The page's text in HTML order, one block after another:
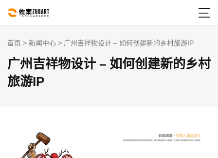

首页 > 新闻中心 > 广州吉祥物设计 – 如何创建新的乡村旅游IP
广州吉祥物设计 – 如何创建新的乡村
旅游IP